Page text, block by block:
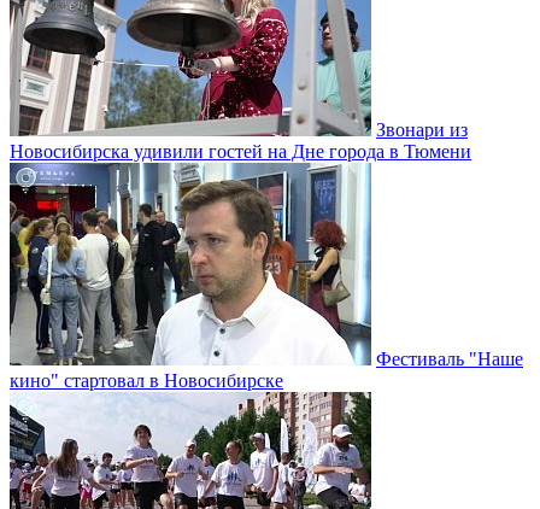
Звонари из
Новосибирска удивили гостей на Дне города в Тюмени
Фестиваль "Наше
кино" стартовал в Новосибирске